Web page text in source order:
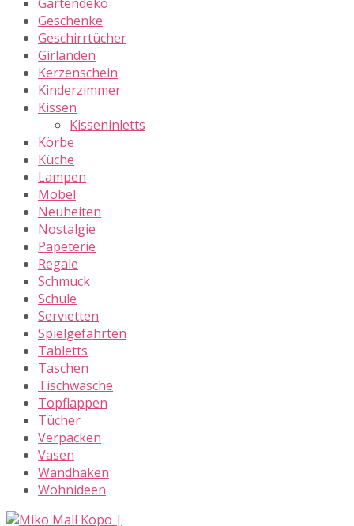
Gartendeko
Geschenke
Geschirrtücher
Girlanden
Kerzenschein
Kinderzimmer
Kissen
Kisseninletts
Körbe
Küche
Lampen
Möbel
Neuheiten
Nostalgie
Papeterie
Regale
Schmuck
Schule
Servietten
Spielgefährten
Tabletts
Taschen
Tischwäsche
Topflappen
Tücher
Verpacken
Vasen
Wandhaken
Wohnideen
Skip